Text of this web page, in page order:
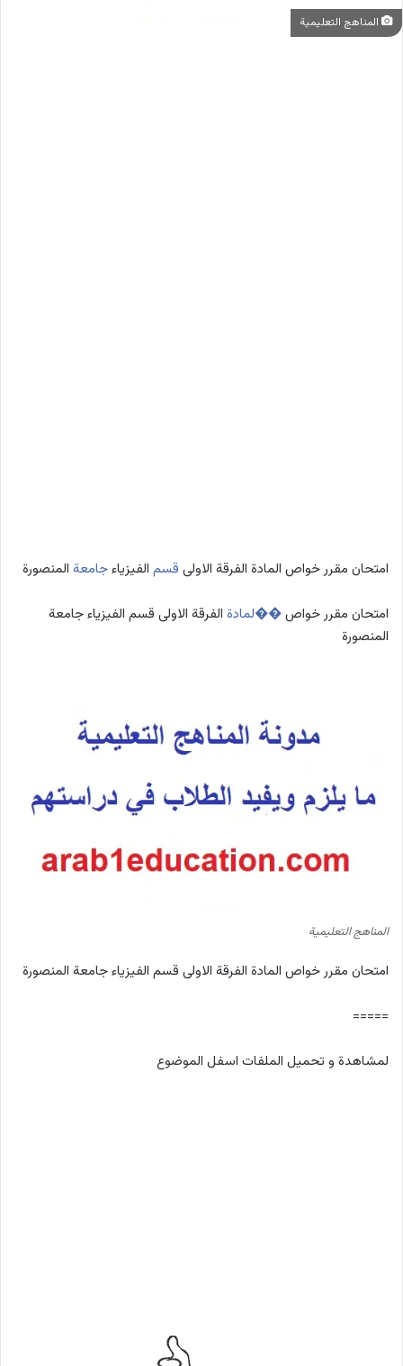
المناهج التعليمية
امتحان مقرر خواص المادة الفرقة الاولى قسم الفيزياءجامعة المنصورة
امتحان مقرر خواص��لمادة الفرقة الاولى قسم الفيزياء جامعة
المنصورة
المناهج التعليمية
امتحان مقرر خواص المادة الفرقة الاولى قسم الفيزياء جامعة المنصورة
=====
لمشاهدة و تحميل الملفات اسفل الموضوع